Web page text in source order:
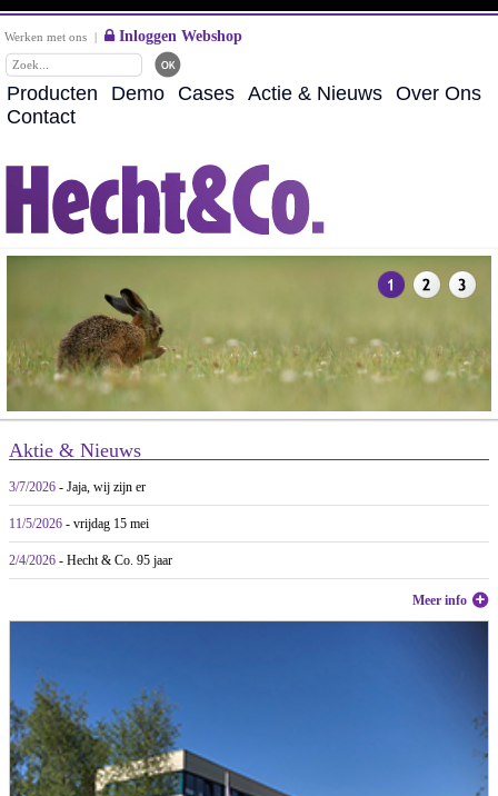
Werken met ons | Inloggen Webshop
Producten Demo Cases Actie & Nieuws Over Ons
Contact
Aktie & Nieuws
3/7/2026 - Jaja, wij zijn er
11/5/2026 - vrijdag 15 mei
2/4/2026 - Hecht & Co. 95 jaar
Meer info